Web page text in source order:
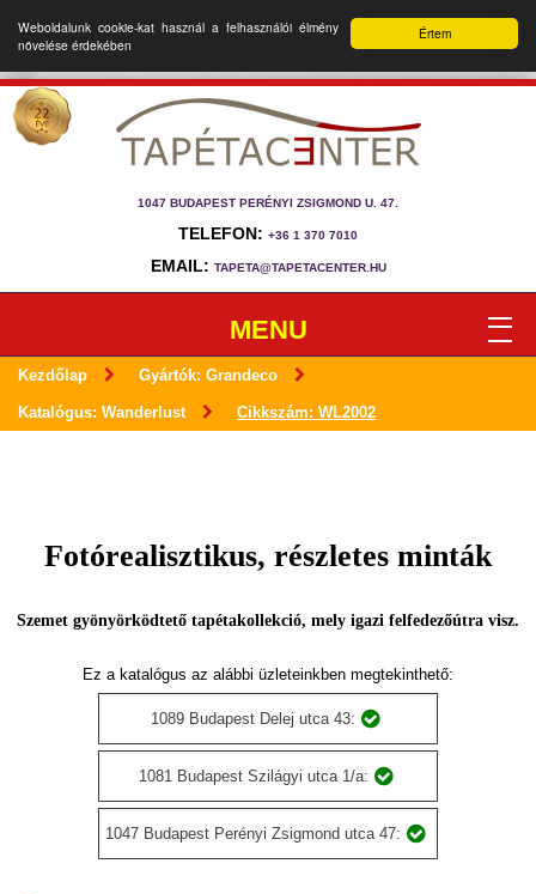
Értem
Weboldalunk cookie-kat használ a felhasználói élmény
növelése érdekében
1047 BUDAPEST PERÉNYI ZSIGMOND U. 47.
TELEFON: +36 1 370 7010
EMAIL: TAPETA@TAPETACENTER.HU
MENU
Kezdőlap Gyártók: Grandeco
Katalógus: Wanderlust Cikkszám: WL2002
Fotórealisztikus, részletes minták
Szemet gyönyörködtető tapétakollekció, mely igazi felfedezőútra visz.
Ez a katalógus az alábbi üzleteinkben megtekinthető:
1089 Budapest Delej utca 43:
1081 Budapest Szilágyi utca 1/a:
1047 Budapest Perényi Zsigmond utca 47: